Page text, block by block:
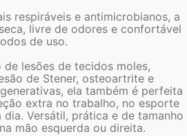
respiráveis e antimicrobianos, a
livre de odores e confortável
de uso.
lesões de tecidos moles,
de Stener, osteoartrite e
ela também é perfeita
extra no trabalho, no esporte
Versátil, prática e de tamanho
mão esquerda ou direita.